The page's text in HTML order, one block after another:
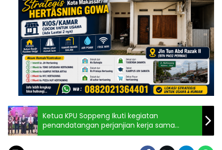
Ketua KPU Soppeng Ikuti kegiatan
penandatangan perjanjian kerja sama
dengan Kejati Sulsel